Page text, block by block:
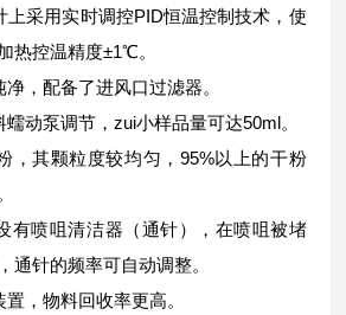
上采用实时调控PID恒温控制技术，使
热控温精度±1℃。
，配备了进风口过滤器。
动泵调节，zui小样品量可达50ml。
，其颗粒度较均匀，95%以上的干粉
有喷咀清洁器（通针），在喷咀被堵
通针的频率可自动调整。
，物料回收率更高。